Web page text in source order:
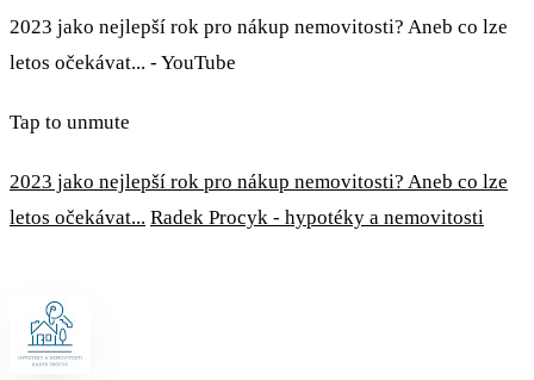
2023 jako nejlepší rok pro nákup nemovitosti? Aneb co lze
letos očekávat... - YouTube
Tap to unmute
2023 jako nejlepší rok pro nákup nemovitosti? Aneb co lze
letos očekávat... Radek Procyk - hypotéky a nemovitosti